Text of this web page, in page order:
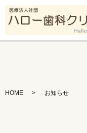
HOME お知らせ